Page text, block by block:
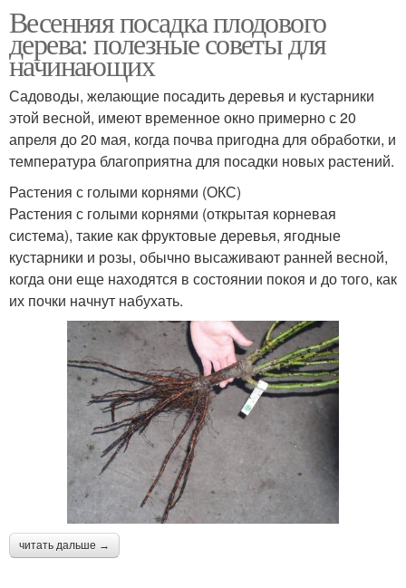
Весенняя посадка плодового
дерева: полезные советы для
начинающих
Садоводы, желающие посадить деревья и кустарники
этой весной, имеют временное окно примерно с 20
апреля до 20 мая, когда почва пригодна для обработки, и
температура благоприятна для посадки новых растений.
Растения с голыми корнями (ОКС)
Растения с голыми корнями (открытая корневая
система), такие как фруктовые деревья, ягодные
кустарники и розы, обычно высаживают ранней весной,
когда они еще находятся в состоянии покоя и до того, как
их почки начнут набухать.
читать дальше →